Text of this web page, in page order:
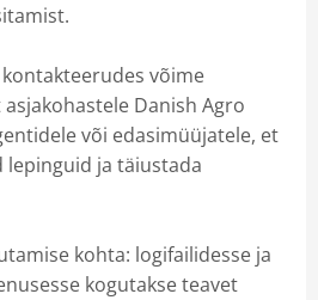
kontakteerudes võime
Danish Agro
või edasimüüjatele, et
ja täiustada
kohta: logifailidesse ja
kogutakse teavet